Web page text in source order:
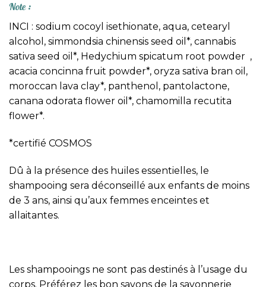
Note :
INCI : sodium cocoyl isethionate, aqua, cetearyl
alcohol, simmondsia chinensis seed oil*, cannabis
sativa seed oil*, Hedychium spicatum root powder ,
acacia concinna fruit powder*, oryza sativa bran oil,
moroccan lava clay*, panthenol, pantolactone,
canana odorata flower oil*, chamomilla recutita
flower*.
*certifié COSMOS
Dû à la présence des huiles essentielles, le
shampooing sera déconseillé aux enfants de moins
de 3 ans, ainsi qu’aux femmes enceintes et
allaitantes.
Les shampooings ne sont pas destinés à l’usage du
corps. Préférez les bon savons de la savonnerie